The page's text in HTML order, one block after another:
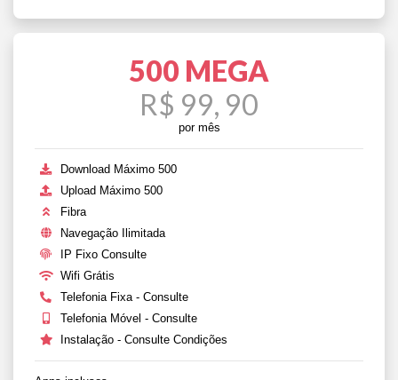
500 MEGA
R$ 99, 90
por mês
Download Máximo 500
Upload Máximo 500
Fibra
Navegação Ilimitada
IP Fixo Consulte
Wifi Grátis
Telefonia Fixa - Consulte
Telefonia Móvel - Consulte
Instalação - Consulte Condições